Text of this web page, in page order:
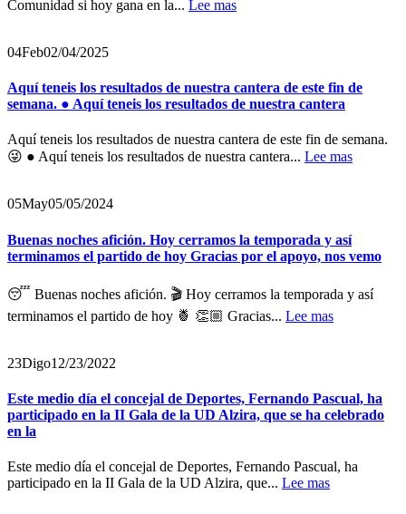
Comunidad si hoy gana en la... Lee mas
04Feb02/04/2025
Aquí teneis los resultados de nuestra cantera de este fin de
semana. ● Aquí teneis los resultados de nuestra cantera
Aquí teneis los resultados de nuestra cantera de este fin de semana.
😜 ● Aquí teneis los resultados de nuestra cantera... Lee mas
05May05/05/2024
Buenas noches afición. Hoy cerramos la temporada y así
terminamos el partido de hoy Gracias por el apoyo, nos vemo
😴 Buenas noches afición. 🎬 Hoy cerramos la temporada y así
terminamos el partido de hoy 🍍 👏🏼 Gracias... Lee mas
23Digo12/23/2022
Este medio día el concejal de Deportes, Fernando Pascual, ha
participado en la II Gala de la UD Alzira, que se ha celebrado
en la
Este medio día el concejal de Deportes, Fernando Pascual, ha
participado en la II Gala de la UD Alzira, que... Lee mas